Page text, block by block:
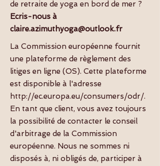
de retraite de yoga en bord de mer ?
Ecris-nous à
claire.azimuthyoga@outlook.fr
La Commission européenne fournit
une plateforme de règlement des
litiges en ligne (OS). Cette plateforme
est disponible à l'adresse
http://ec.europa.eu/consumers/odr/.
En tant que client, vous avez toujours
la possibilité de contacter le conseil
d'arbitrage de la Commission
européenne. Nous ne sommes ni
disposés à, ni obligés de, participer à